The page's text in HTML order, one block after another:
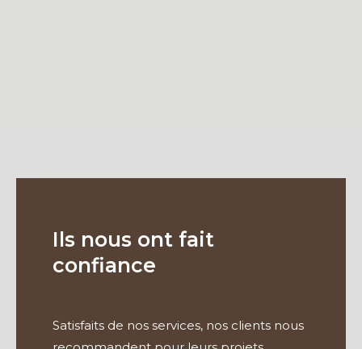
Ils nous ont fait
confiance
Satisfaits de nos services, nos clients nous